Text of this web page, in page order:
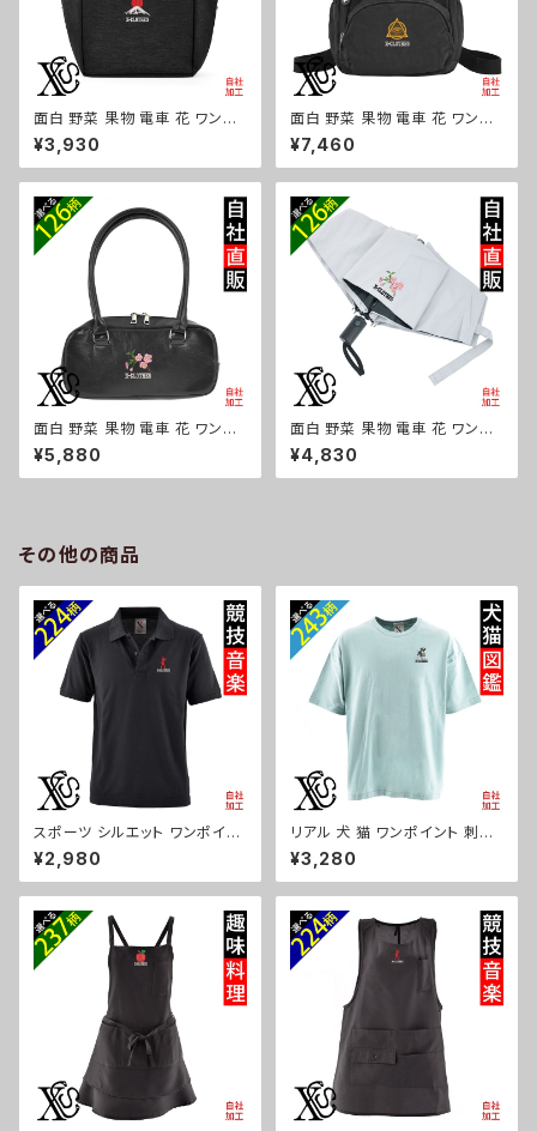
面白 野菜 果物 電車 花 ワンポ
イント 刺繍保冷保温 ランチバッ
グ 買い物バッグ トートバッグ レ
ディース メンズ おしゃれ 雑貨
ンゴ ラーメン 餃子 鳥獣戯画 富
士山 パチンコ ori-a-bg179-b
09-s
¥3,930
面白 野菜 果物 電車 花 ワンポ
イント 刺繍撥水 リュック レディ
ース 大容量 8ポケット ナイロン
軽量 軽い おしゃれ 雑貨 グッズ
ーメン 餃子 鳥獣戯画 富士山 パ
チンコ ori-a-bg178-b09-s
¥7,460
面白 野菜 果物 電車 花 ワンポ
イント 刺繍上品なシボ感 横長
ショルダーバッグ レディース ミ
ニボストン 軽量 雑貨 グッズ 自
¥5,880
面白 野菜 果物 電車 花 ワンポ
イント 刺繍【形状記憶+自動開
閉】 折りたたみ傘 レディース メ
ンズ 55cm 晴雨兼用 UVカット
¥4,830
その他の商品
スポーツ シルエット ワンポイン
ト 刺繍 半袖 ポロシャツ メンズ
オリジナル 無地 ロゴ おしゃれ
ゴルフ 吸汗速乾 黒 ブラック ネ
ス グッズ 文字 面白い おもしろ
卒団 記念品 部活 卒業 ori-am
-poh2-b08-s
¥2,980
リアル 犬 猫 ワンポイント 刺繍
5.6オンス ビッグシルエット 半
袖 Tシャツ メンズ グッズ 白 ホ
ワイト カットソー 黒 ブラック 柄
ザー パグ ori-am-tst6-g10-
s
¥3,280